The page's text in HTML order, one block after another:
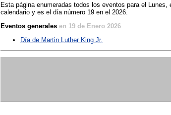
Esta página enumeradas todos los eventos para el
calendario y es el día número 19 en el 2026.
Eventos generales en 19 de Enero 2026
Día de Martin Luther King Jr.